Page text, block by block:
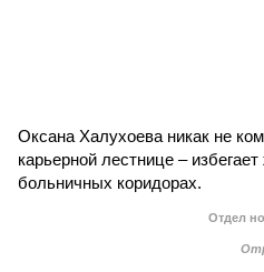
Оксана Халухоева никак не
карьерной лестнице –
больничных коридорах.
Отдел